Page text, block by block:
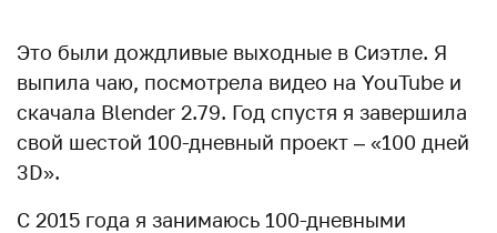
Это были дождливые выходные в Сиэтле. Я
выпила чаю, посмотрела видео на YouTube и
скачала Blender 2.79. Год спустя я завершила
свой шестой 100-дневный проект – «100 дней
3D».
С 2015 года я занимаюсь 100-дневными